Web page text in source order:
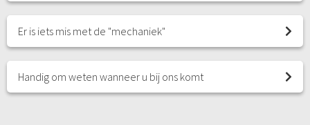
Er is iets mis met de "mechaniek"
Handig om weten wanneer u bij ons komt